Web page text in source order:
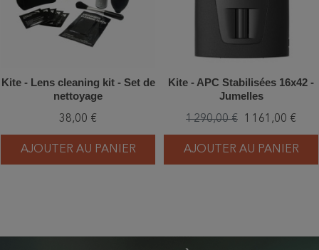
Kite - Lens cleaning kit - Set de
nettoyage
38,00 €
AJOUTER AU PANIER
Kite - APC Stabilisées 16x42 -
Jumelles
1 290,00 € 1 161,00 €
AJOUTER AU PANIER